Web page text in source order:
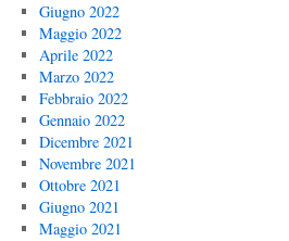
Giugno 2022
Maggio 2022
Aprile 2022
Marzo 2022
Febbraio 2022
Gennaio 2022
Dicembre 2021
Novembre 2021
Ottobre 2021
Giugno 2021
Maggio 2021